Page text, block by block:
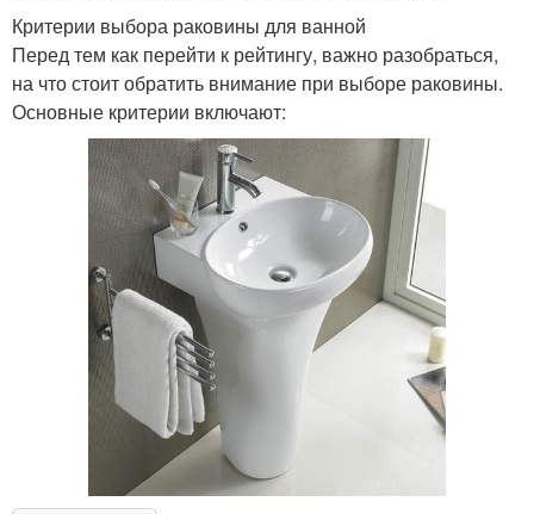
Критерии выбора раковины для ванной
Перед тем как перейти к рейтингу, важно разобраться,
на что стоит обратить внимание при выборе раковины.
Основные критерии включают: